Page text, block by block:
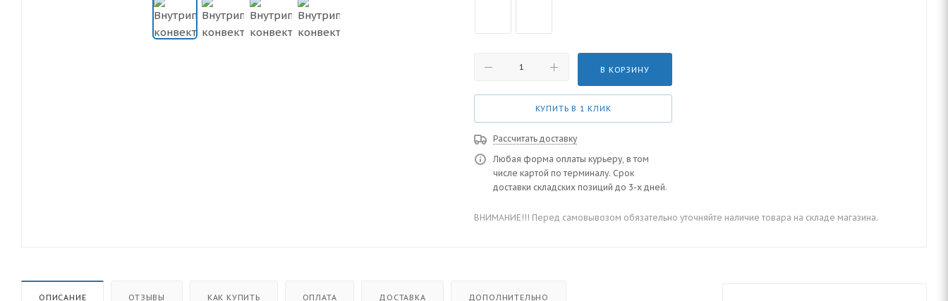
В КОРЗИНУ
КУПИТЬ В 1 КЛИК
Рассчитать доставку
Любая форма оплаты курьеру, в том
числе картой по терминалу. Срок
доставки складских позиций до 3-х дней.
ВНИМАНИЕ!!! Перед самовывозом обязательно уточняйте наличие товара на складе магазина.
ОПИСАНИЕ ОТЗЫВЫ КАК КУПИТЬ ОПЛАТА ДОСТАВКА ДОПОЛНИТЕЛЬНО